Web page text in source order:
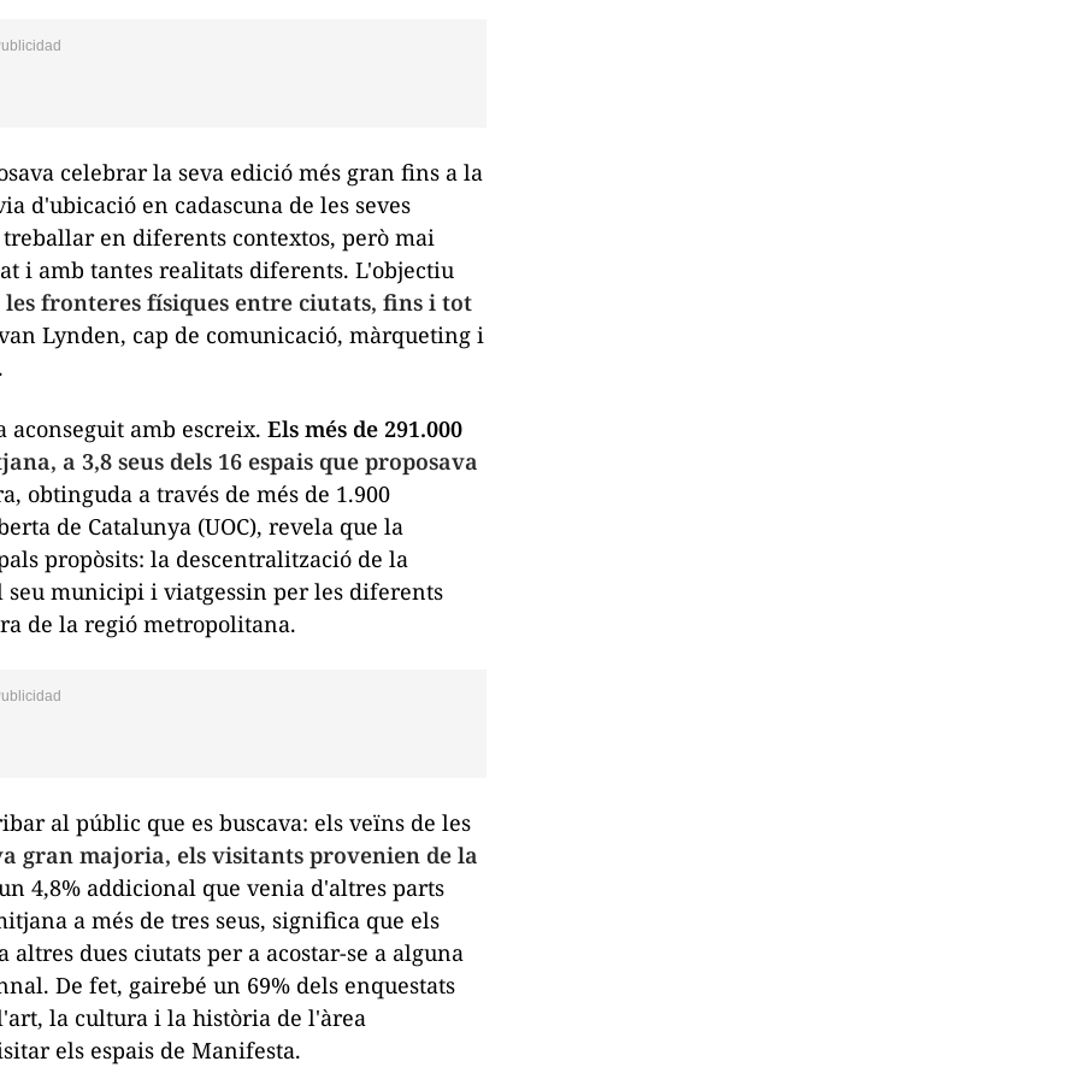
celebrar la seva edició més gran fins a la
d'ubicació en cadascuna de les seves
en diferents contextos, però mai
i amb tantes realitats diferents. L'objectiu
les fronteres físiques entre ciutats, fins i tot
Lynden, cap de comunicació, màrqueting i
aconseguit amb escreix. Els més de 291.000
a 3,8 seus dels 16 espais que proposava
obtinguda a través de més de 1.900
de Catalunya (UOC), revela que la
propòsits: la descentralització de la
seu municipi i viatgessin per les diferents
de la regió metropolitana.
al públic que es buscava: els veïns de les
gran majoria, els visitants provenien de la
4,8% addicional que venia d'altres parts
a més de tres seus, significa que els
dues ciutats per a acostar-se a alguna
De fet, gairebé un 69% dels enquestats
la cultura i la història de l'àrea
els espais de Manifesta.